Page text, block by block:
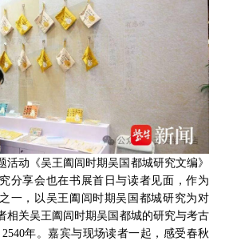
活动《吴王阖闾时期吴国都城研究文编》
分享会也在书展首日与读者见面，作为
一，以吴王阖闾时期吴国都城研究为对
相关吴王阖闾时期吴国都城的研究与考古
年。嘉宾与现场读者一起，感受春秋